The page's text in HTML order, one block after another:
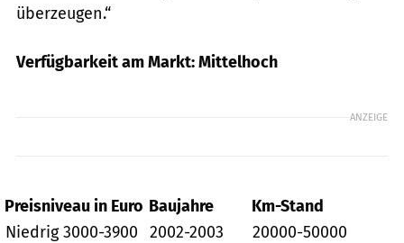
überzeugen.“
Verfügbarkeit am Markt: Mittelhoch
ANZEIGE
Preisniveau in Euro Baujahre
Km-Stand
Niedrig 3000-3900
2002-2003
20000-50000